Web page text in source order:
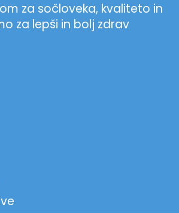
za sočloveka, kvaliteto in
za lepši in bolj zdrav